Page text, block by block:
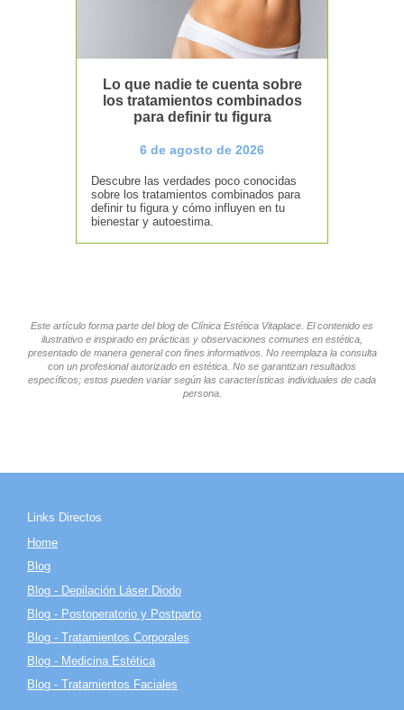
Lo que nadie te cuenta sobre
los tratamientos combinados
para definir tu figura
6 de agosto de 2026
Descubre las verdades poco conocidas
sobre los tratamientos combinados para
definir tu figura y cómo influyen en tu
bienestar y autoestima.
Este artículo forma parte del blog de Clínica Estética Vitaplace. El contenido es
ilustrativo e inspirado en prácticas y observaciones comunes en estética,
presentado de manera general con fines informativos. No reemplaza la consulta
con un profesional autorizado en estética. No se garantizan resultados
específicos; estos pueden variar según las características individuales de cada
persona.
Links Directos
Home
Blog
Blog - Depilación Láser Diodo
Blog - Postoperatorio y Postparto
Blog - Tratamientos Corporales
Blog - Medicina Estética
Blog - Tratamientos Faciales